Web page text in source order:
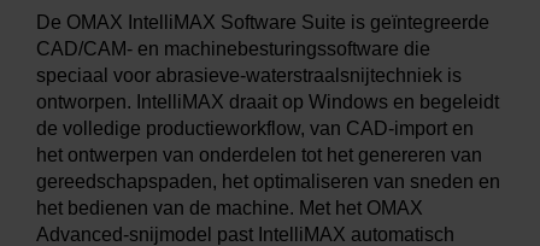
De OMAX IntelliMAX Software Suite is geïntegreerde
CAD/CAM- en machinebesturingssoftware die
speciaal voor abrasieve-waterstraalsnijtechniek is
ontworpen. IntelliMAX draait op Windows en begeleidt
de volledige productieworkflow, van CAD-import en
het ontwerpen van onderdelen tot het genereren van
gereedschapspaden, het optimaliseren van sneden en
het bedienen van de machine. Met het OMAX
Advanced-snijmodel past IntelliMAX automatisch